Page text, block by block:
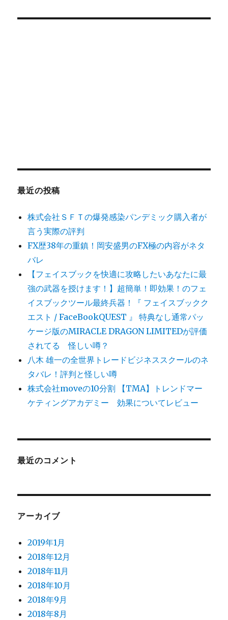
象:
最近の投稿
株式会社ＳＦＴの爆発感染パンデミック購入者が
言う実際の評判
FX歴38年の重鎮！岡安盛男のFX極の内容がネタ
バレ
【フェイスブックを快適に攻略したいあなたに最
強の武器を授けます！】超簡単！即効果！のフェ
イスブックツール最終兵器！『 フェイスブックク
エスト / FaceBookQUEST 』 特典なし通常パッ
ケージ版のMIRACLE DRAGON LIMITEDが評価
されてる 怪しい噂？
八木 雄一の全世界トレードビジネススクールのネ
タバレ！評判と怪しい噂
株式会社moveの10分割 【TMA】トレンドマー
ケティングアカデミー 効果についてレビュー
最近のコメント
アーカイブ
2019年1月
2018年12月
2018年11月
2018年10月
2018年9月
2018年8月